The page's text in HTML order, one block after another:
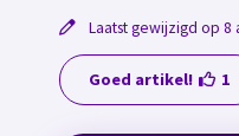
Laatst gewijzigd op 8
Goed artikel! 1